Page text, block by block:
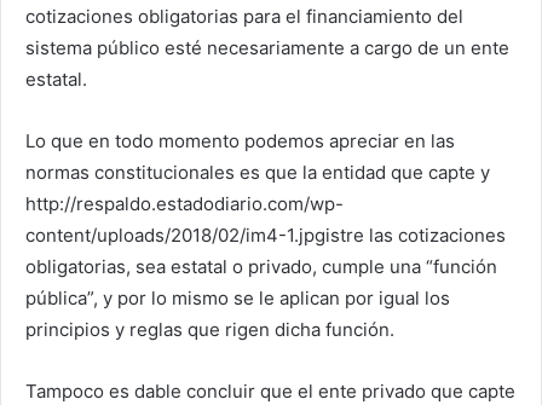
cotizaciones obligatorias para el financiamiento del
sistema público esté necesariamente a cargo de un ente
estatal.
Lo que en todo momento podemos apreciar en las
normas constitucionales es que la entidad que capte y
http://respaldo.estadodiario.com/wp-
content/uploads/2018/02/im4-1.jpgistre las cotizaciones
obligatorias, sea estatal o privado, cumple una “función
pública”, y por lo mismo se le aplican por igual los
principios y reglas que rigen dicha función.
Tampoco es dable concluir que el ente privado que capte